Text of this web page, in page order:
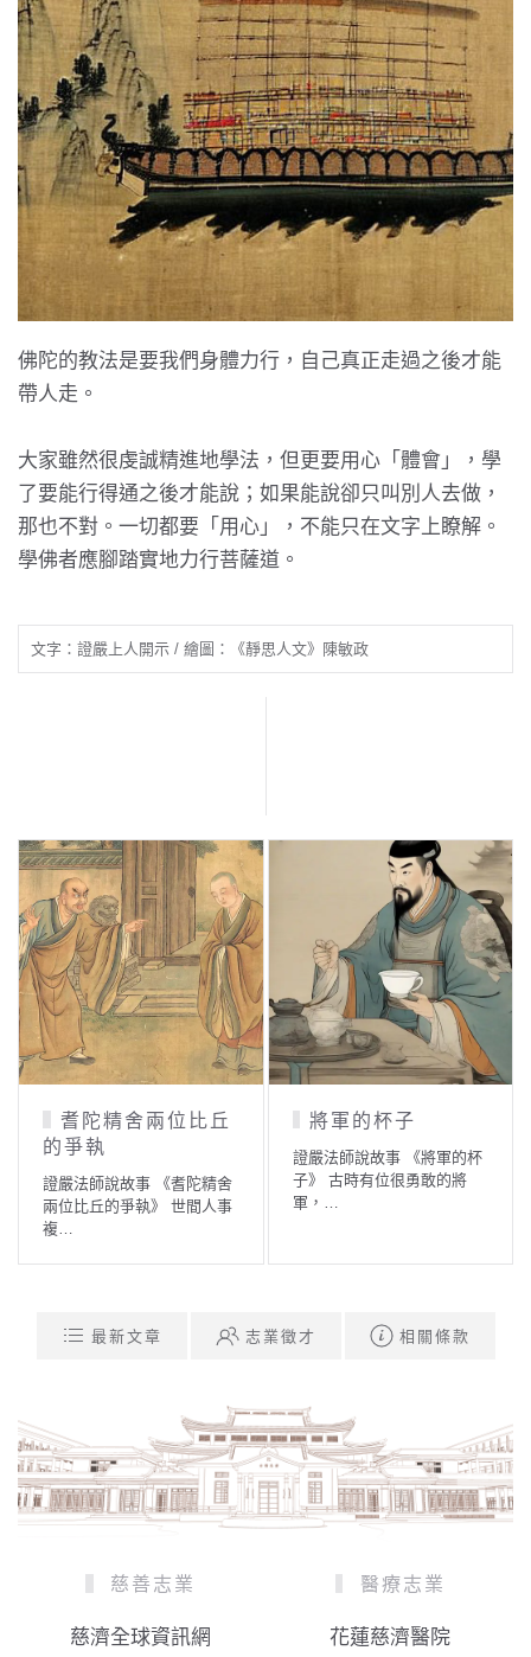
佛陀的教法是要我們身體力行，自己真正走過之後才能
帶人走。
大家雖然很虔誠精進地學法，但更要用心「體會」，學
了要能行得通之後才能說；如果能說卻只叫別人去做，
那也不對。一切都要「用心」，不能只在文字上瞭解。
學佛者應腳踏實地力行菩薩道。
文字：證嚴上人開示 / 繪圖：《靜思人文》陳敏政
耆陀精舍兩位比丘
的爭執
證嚴法師說故事 《耆陀精舍
兩位比丘的爭執》 世間人事
複…
將軍的杯子
證嚴法師說故事 《將軍的杯
子》 古時有位很勇敢的將
軍，…
最新文章 志業徵才 相關條款
慈善志業
慈濟全球資訊網
醫療志業
花蓮慈濟醫院